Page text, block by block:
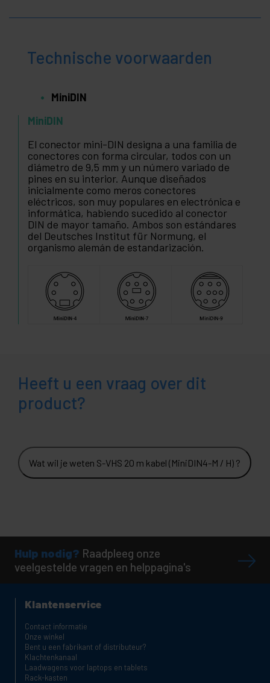
Technische voorwaarden
MiniDIN
MiniDIN
El conector mini-DIN designa a una familia de
conectores con forma circular, todos con un
diámetro de 9,5 mm y un número variado de
pines en su interior. Aunque diseñados
inicialmente como meros conectores
eléctricos, son muy populares en electrónica e
informática, habiendo sucedido al conector
DIN de mayor tamaño. Ambos son estándares
del Deutsches Institut für Normung, el
organismo alemán de estandarización.
Heeft u een vraag over dit
product?
Wat wil je weten S-VHS 20 m kabel (MiniDIN4-M / H) ?
Hulp nodig? Raadpleeg onze
veelgestelde vragen en helppagina's
Klantenservice
Contact informatie
Onze winkel
Bent u een fabrikant of distributeur?
Klachtenkanaal
Laadwagens voor laptops en tablets
Rack-kasten